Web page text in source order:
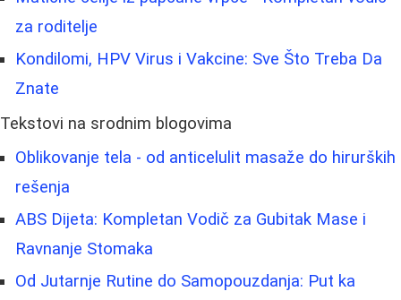
za roditelje
Kondilomi, HPV Virus i Vakcine: Sve Što Treba Da
Znate
Tekstovi na srodnim blogovima
Oblikovanje tela - od anticelulit masaže do hirurških
rešenja
ABS Dijeta: Kompletan Vodič za Gubitak Mase i
Ravnanje Stomaka
Od Jutarnje Rutine do Samopouzdanja: Put ka